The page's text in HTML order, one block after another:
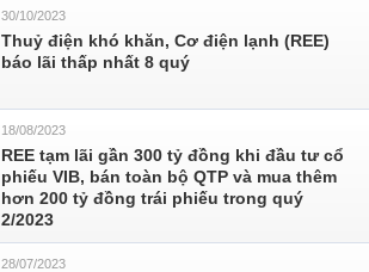
30/10/2023
Thuỷ điện khó khăn, Cơ điện lạnh (REE)
báo lãi thấp nhất 8 quý
18/08/2023
REE tạm lãi gần 300 tỷ đồng khi đầu tư cổ
phiếu VIB, bán toàn bộ QTP và mua thêm
hơn 200 tỷ đồng trái phiếu trong quý
2/2023
28/07/2023